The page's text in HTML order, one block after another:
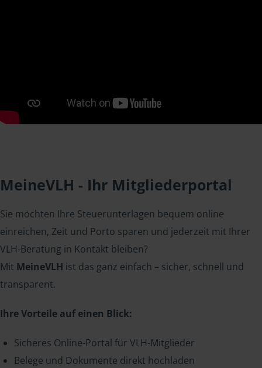
MeineVLH - Ihr Mitgliederportal
Sie möchten Ihre Steuerunterlagen bequem online
einreichen, Zeit und Porto sparen und jederzeit mit Ihrer
VLH-Beratung in Kontakt bleiben?
Mit MeineVLH ist das ganz einfach – sicher, schnell und
transparent.
Ihre Vorteile auf einen Blick:
Sicheres Online-Portal für VLH-Mitglieder
Belege und Dokumente direkt hochladen